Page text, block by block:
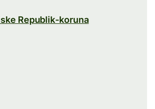
Republik-koruna